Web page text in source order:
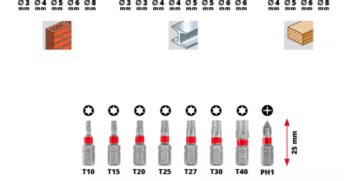
fiables pour une multitude d'applications.